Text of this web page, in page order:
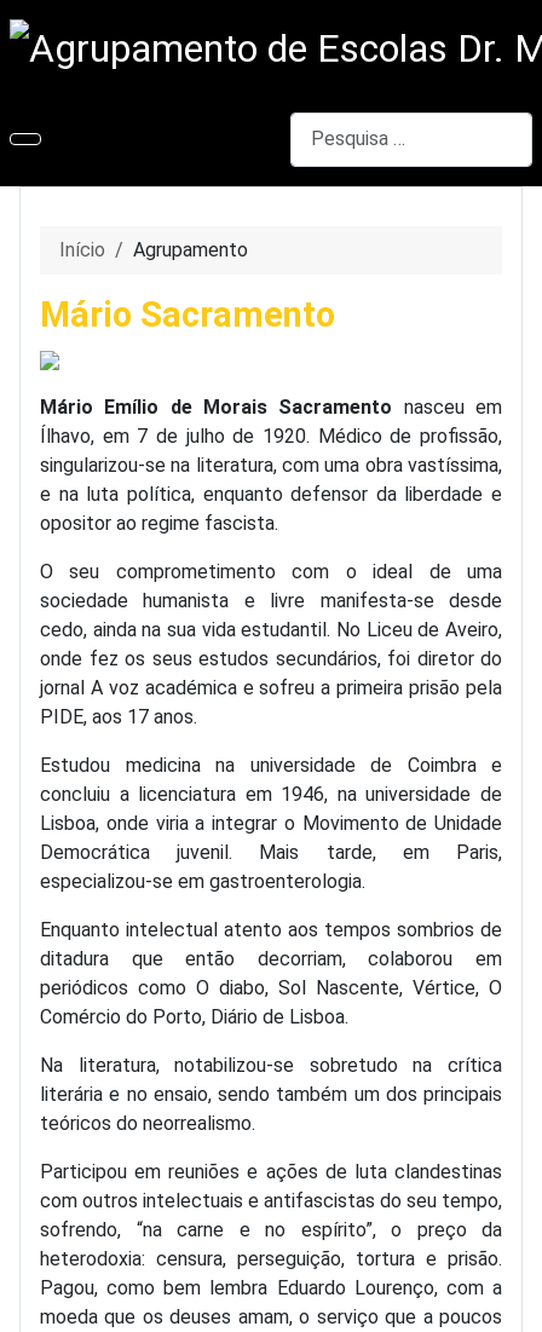
Pesquisar
Início Agrupamento
Mário Sacramento
Mário Emílio de Morais Sacramento nasceu em
Ílhavo, em 7 de julho de 1920. Médico de profissão,
singularizou-se na literatura, com uma obra vastíssima,
e na luta política, enquanto defensor da liberdade e
opositor ao regime fascista.
O seu comprometimento com o ideal de uma
sociedade humanista e livre manifesta-se desde
cedo, ainda na sua vida estudantil. No Liceu de Aveiro,
onde fez os seus estudos secundários, foi diretor do
jornal A voz académica e sofreu a primeira prisão pela
PIDE, aos 17 anos.
Estudou medicina na universidade de Coimbra e
concluiu a licenciatura em 1946, na universidade de
Lisboa, onde viria a integrar o Movimento de Unidade
Democrática juvenil. Mais tarde, em Paris,
especializou-se em gastroenterologia.
Enquanto intelectual atento aos tempos sombrios de
ditadura que então decorriam, colaborou em
periódicos como O diabo, Sol Nascente, Vértice, O
Comércio do Porto, Diário de Lisboa.
Na literatura, notabilizou-se sobretudo na crítica
literária e no ensaio, sendo também um dos principais
teóricos do neorrealismo.
Participou em reuniões e ações de luta clandestinas
com outros intelectuais e antifascistas do seu tempo,
sofrendo, “na carne e no espírito”, o preço da
heterodoxia: censura, perseguição, tortura e prisão.
Pagou, como bem lembra Eduardo Lourenço, com a
moeda que os deuses amam, o serviço que a poucos